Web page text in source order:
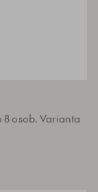
osob. Varianta